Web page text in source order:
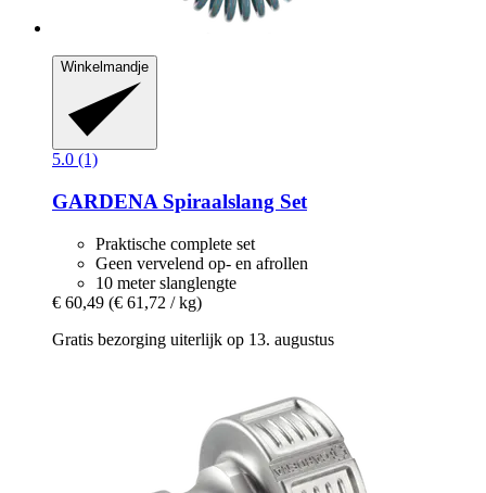
Winkelmandje
5.0 (1)
GARDENA Spiraalslang Set
Praktische complete set
Geen vervelend op- en afrollen
10 meter slanglengte
€ 60,49 (€ 61,72 / kg)
Gratis bezorging uiterlijk op 13. augustus